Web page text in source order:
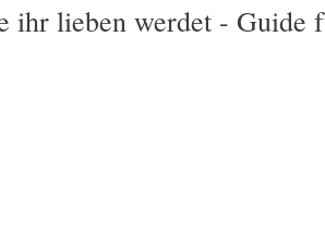
ihr lieben werdet - Guide